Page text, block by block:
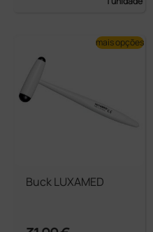
Buck LUXAMED
mais opções